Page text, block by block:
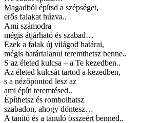
Magadból építsd a szépséget,
erős falakat húzva..
Ami számodra
mégis átjárható és szabad…
Ezek a falak új világod határai,
mégis határtalanul teremthetsz benne..
S az életed kulcsa – a Te kezedben..
Az életed kulcsát tartod a kezedben,
s a nézőpontod lesz az
ami építi teremtésed..
Építhetsz és rombolhatsz
szabadon, ahogy döntesz…
A tanító és a tanuló összeért benned..